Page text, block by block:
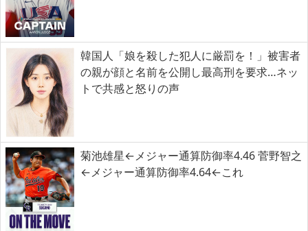
韓国人「娘を殺した犯人に厳罰を！」被害者
の親が顔と名前を公開し最高刑を要求…ネッ
トで共感と怒りの声
菊池雄星←メジャー通算防御率4.46 菅野智之
←メジャー通算防御率4.64←これ